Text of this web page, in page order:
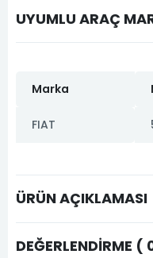
UYUMLU ARAÇ
Marka
FIAT
ÜRÜN AÇIKLAMASI
DEĞERLENDIRME (